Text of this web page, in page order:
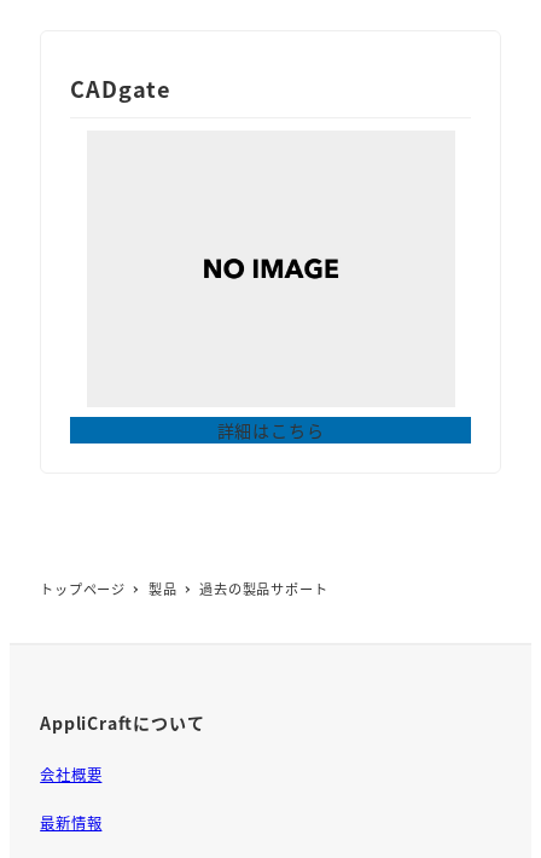
CADgate
詳細はこちら
トップページ 製品 過去の製品サポート
AppliCraftについて
会社概要
最新情報